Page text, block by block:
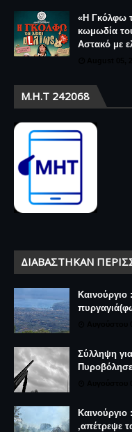
«Η Γκόλφω
κωμωδία
Αστακό με
Μ.Η.Τ 242068
ΔΙΑΒΆΣΤΗΚΑΝ
Καινούργιο
Σύλληψη
,απέτρεψε